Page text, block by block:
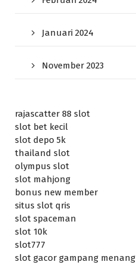
Januari 2024
November 2023
rajascatter 88 slot
slot bet kecil
slot depo 5k
thailand slot
olympus slot
slot mahjong
bonus new member
situs slot qris
slot spaceman
slot 10k
slot777
slot gacor gampang menang